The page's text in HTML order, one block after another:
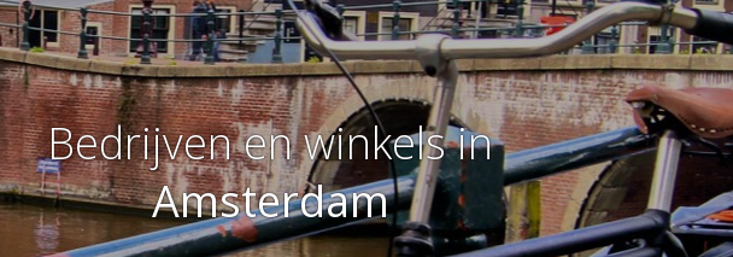
Bedrijven en winkels in
Amsterdam